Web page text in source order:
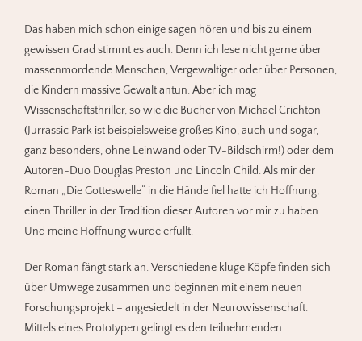
Das haben mich schon einige sagen hören und bis zu einem
gewissen Grad stimmt es auch. Denn ich lese nicht gerne über
massenmordende Menschen, Vergewaltiger oder über Personen,
die Kindern massive Gewalt antun. Aber ich mag
Wissenschaftsthriller, so wie die Bücher von Michael Crichton
(Jurrassic Park ist beispielsweise großes Kino, auch und sogar,
ganz besonders, ohne Leinwand oder TV-Bildschirm!) oder dem
Autoren-Duo Douglas Preston und Lincoln Child. Als mir der
Roman „Die Gotteswelle“ in die Hände fiel hatte ich Hoffnung,
einen Thriller in der Tradition dieser Autoren vor mir zu haben.
Und meine Hoffnung wurde erfüllt.
Der Roman fängt stark an. Verschiedene kluge Köpfe finden sich
über Umwege zusammen und beginnen mit einem neuen
Forschungsprojekt – angesiedelt in der Neurowissenschaft.
Mittels eines Prototypen gelingt es den teilnehmenden